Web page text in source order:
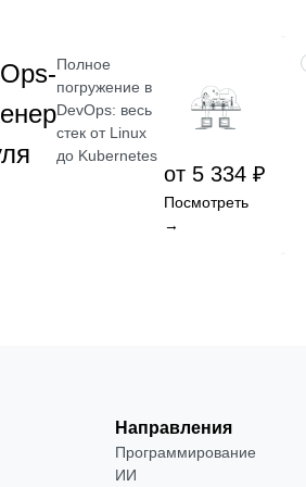
Полное
погружение в
DevOps: весь
стек от Linux
до Kubernetes
от 5 334 ₽
Посмотреть
→
Направления
Программирование
ИИ